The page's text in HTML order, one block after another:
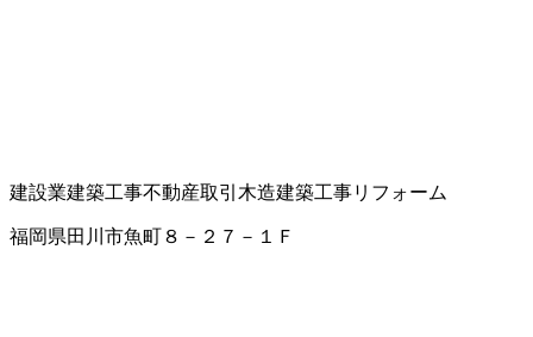
建設業建築工事不動産取引 木造建築工事リフォーム
福岡県田川市魚町８－２７－１Ｆ